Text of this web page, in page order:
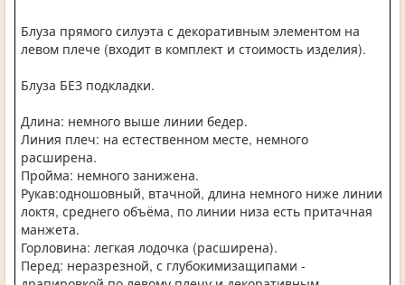
Блуза прямого силуэта с декоративным элементом на
левом плече (входит в комплект и стоимость изделия).
Блуза БЕЗ подкладки.
Длина: немного выше линии бедер.
Линия плеч: на естественном месте, немного
расширена.
Пройма: немного занижена.
Рукав:одношовный, втачной, длина немного ниже линии
локтя, среднего объёма, по линии низа есть притачная
манжета.
Горловина: легкая лодочка (расширена).
Перед: неразрезной, с глубокимизащипами -